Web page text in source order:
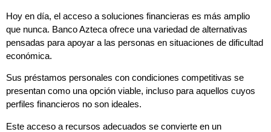
Hoy en día, el acceso a soluciones financieras es más amplio
que nunca. Banco Azteca ofrece una variedad de alternativas
pensadas para apoyar a las personas en situaciones de dificultad
económica.
Sus préstamos personales con condiciones competitivas se
presentan como una opción viable, incluso para aquellos cuyos
perfiles financieros no son ideales.
Este acceso a recursos adecuados se convierte en un